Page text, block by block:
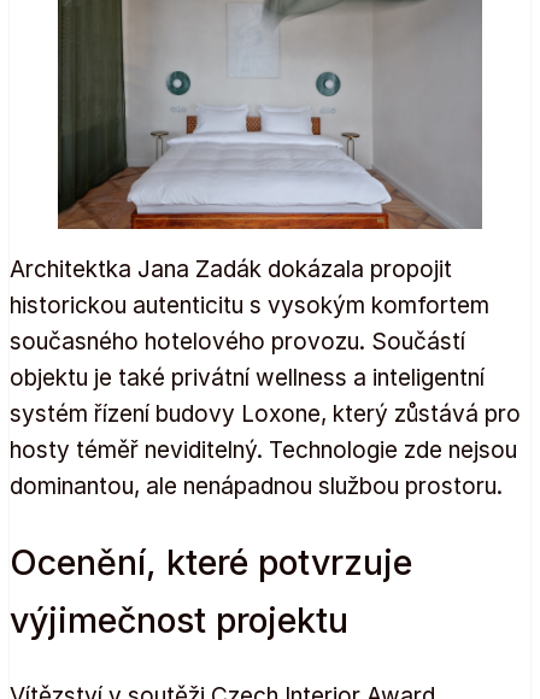
Architektka Jana Zadák dokázala propojit
historickou autenticitu s vysokým komfortem
současného hotelového provozu. Součástí
objektu je také privátní wellness a inteligentní
systém řízení budovy Loxone, který zůstává pro
hosty téměř neviditelný. Technologie zde nejsou
dominantou, ale nenápadnou službou prostoru.
Ocenění, které potvrzuje
výjimečnost projektu